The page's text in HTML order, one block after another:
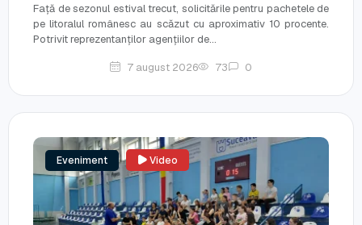
Față de sezonul estival trecut, solicitările pentru pachetele de
pe litoralul românesc au scăzut cu aproximativ 10 procente.
Potrivit reprezentanților agențiilor de...
7 august 2026 73 0
Eveniment Video